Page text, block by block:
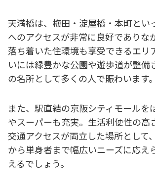
天満橋は、梅田・淀屋橋・本町とい
へのアクセスが非常に良好でありな
落ち着いた住環境も享受できるエリ
いには緑豊かな公園や遊歩道が整備
の名所として多くの人で賑わいます。
また、駅直結の京阪シティモールを
やスーパーも充実。生活利便性の高
交通アクセスが両立した場所として
から単身者まで幅広いニーズに応え
えるでしょう。